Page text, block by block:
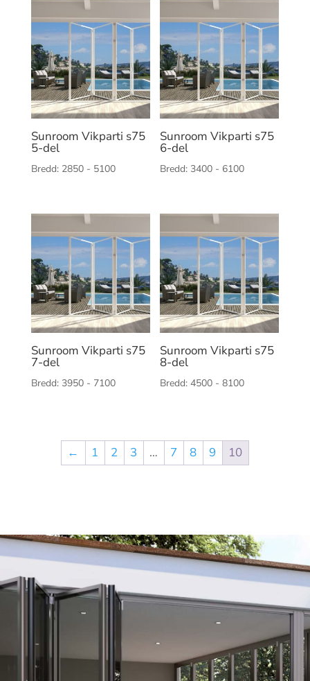
Sunroom Vikparti s75
5-del
Bredd: 2850 - 5100
Sunroom Vikparti s75
6-del
Bredd: 3400 - 6100
Sunroom Vikparti s75
7-del
Bredd: 3950 - 7100
Sunroom Vikparti s75
8-del
Bredd: 4500 - 8100
← 1 2 3 … 7 8 9 10